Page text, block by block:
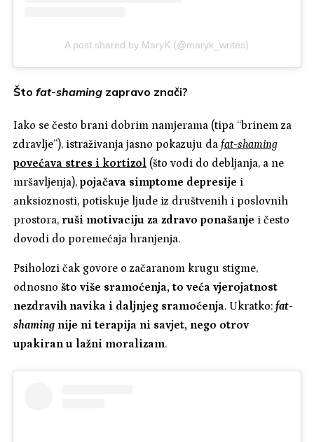
A post shared by MaryK (@maryk_writes)
Štofat-shaming zapravo znači?
Iako se često brani dobrim namjerama (tipa “brinem za
zdravlje”), istraživanja jasno pokazuju dafat-shaming
povećava stres i kortizol (što vodi do debljanja, a ne
mršavljenja),pojačava simptome depresije i
anksioznosti, potiskuje ljude iz društvenih i poslovnih
prostora, ruši motivaciju za zdravo ponašanje i često
dovodi do poremećaja hranjenja.
Psiholozi čak govore o začaranom krugu stigme,
odnosnošto više sramoćenja, to veća vjerojatnost
nezdravih navika i daljnjeg sramoćenja. Ukratko:fat-
shaming nije ni terapija ni savjet, nego otrov
upakiran u lažni moralizam.